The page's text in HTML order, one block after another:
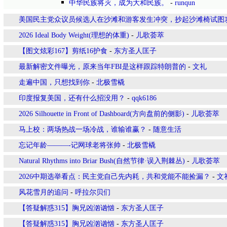
中华民族将灭，成为大和民族。 - runqun
美国民主党众议员候选人在沙滩和游客发生冲突，抄起沙滩椅试图
2026 Ideal Body Weight(理想的体重) - 儿歌荟萃
【图文炫彩167】剪纸16护食 - 东方圣人匡子
最新解密文件曝光，原来当年FBI是这样跟踪特朗普的 - 文礼
走遍中国，只想找到你 - 北极雪橇
印度报复美国，还有什么招没用？ - qqk6186
2026 Silhouette in Front of Dashboard(方向盘前的侧影) - 儿歌荟萃
马上校：两场热战一场冷战，谁输谁赢？ - 随意生活
忘记年龄———-记网球老将张帅 - 北极雪橇
Natural Rhythms into Briar Bush(自然节律·误入荆棘丛) - 儿歌荟萃
2026中期选举看点：民主党自己先内耗，共和党能不能捡漏？ - 文
风花雪月的追问 - 呼拉尔贝们
【答疑解惑315】胸兄凶汹讻忷 - 东方圣人匡子
【答疑解惑315】胸兄凶汹讻忷 - 东方圣人匡子